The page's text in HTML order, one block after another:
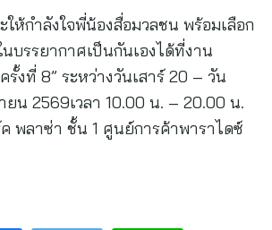
ห้กำลังใจพี่น้องสื่อมวลชน พร้อมเลือก
บรรยากาศเป็นกันเองได้ที่งาน
รั้งที่ 8” ระหว่างวันเสาร์ 20 – วัน
น 2569เวลา 10.00 น. – 20.00 น.
พลาซ่า ชั้น 1 ศูนย์การค้าพาราไดซ์